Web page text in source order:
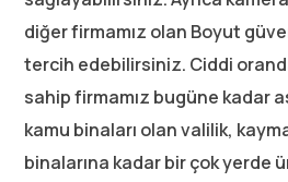
diğer firmamız olan Boyut
tercih edebilirsiniz. Ciddi
sahip firmamız bugüne kadar
kamu binaları olan valilik,
binalarına kadar bir çok yerde